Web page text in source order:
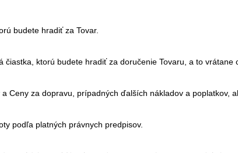
budete hradiť za Tovar.
čiastka, ktorú budete hradiť za doručenie Tovaru, a to
Ceny za dopravu, prípadných ďalších nákladov a poplatkov,
podľa platných právnych predpisov.